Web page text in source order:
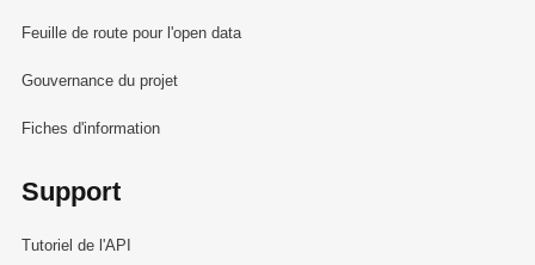
Feuille de route pour l'open data
Gouvernance du projet
Fiches d'information
Support
Tutoriel de l'API